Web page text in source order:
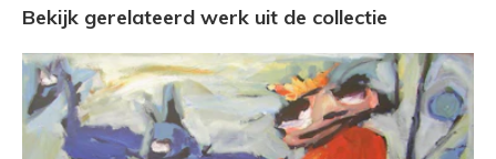
Bekijk gerelateerd werk uit de collectie